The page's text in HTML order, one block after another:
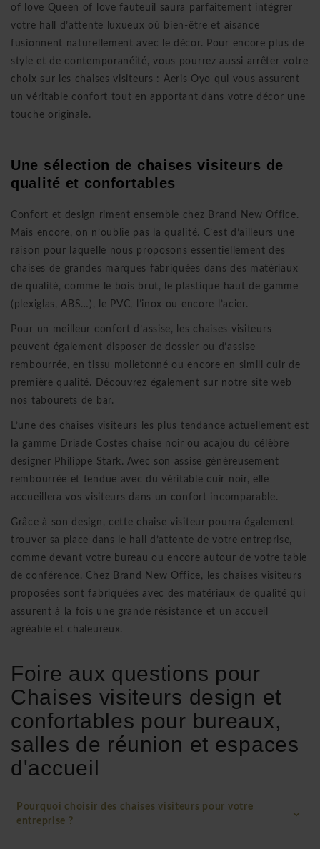
of love Queen of love fauteuil saura parfaitement intégrer
votre hall d’attente luxueux où bien-être et aisance
fusionnent naturellement avec le décor. Pour encore plus de
style et de contemporanéité, vous pourrez aussi arrêter votre
choix sur les chaises visiteurs : Aeris Oyo qui vous assurent
un véritable confort tout en apportant dans votre décor une
touche originale.
Une sélection de chaises visiteurs de
qualité et confortables
Confort et design riment ensemble chez Brand New Office.
Mais encore, on n’oublie pas la qualité. C’est d’ailleurs une
raison pour laquelle nous proposons essentiellement des
chaises de grandes marques fabriquées dans des matériaux
de qualité, comme le bois brut, le plastique haut de gamme
(plexiglas, ABS…), le PVC, l’inox ou encore l’acier.
Pour un meilleur confort d’assise, les chaises visiteurs
peuvent également disposer de dossier ou d’assise
rembourrée, en tissu molletonné ou encore en simili cuir de
première qualité. Découvrez également sur notre site web
nos tabourets de bar.
L’une des chaises visiteurs les plus tendance actuellement est
la gamme Driade Costes chaise noir ou acajou du célèbre
designer Philippe Stark. Avec son assise généreusement
rembourrée et tendue avec du véritable cuir noir, elle
accueillera vos visiteurs dans un confort incomparable.
Grâce à son design, cette chaise visiteur pourra également
trouver sa place dans le hall d’attente de votre entreprise,
comme devant votre bureau ou encore autour de votre table
de conférence. Chez Brand New Office, les chaises visiteurs
proposées sont fabriquées avec des matériaux de qualité qui
assurent à la fois une grande résistance et un accueil
agréable et chaleureux.
Foire aux questions pour
Chaises visiteurs design et
confortables pour bureaux,
salles de réunion et espaces
d'accueil
Pourquoi choisir des chaises visiteurs pour votre
entreprise ?